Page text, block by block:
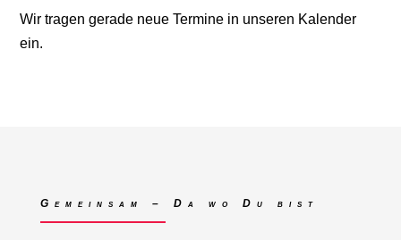
Wir tragen gerade neue Termine in unseren Kalender
ein.
Gemeinsam – Da wo Du bist